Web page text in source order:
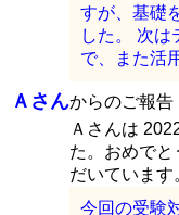
すが、基礎
した。 次
で、また活
Ａさんからのご報告
Ａさんは
た。おめでと
だいています
今回の受験